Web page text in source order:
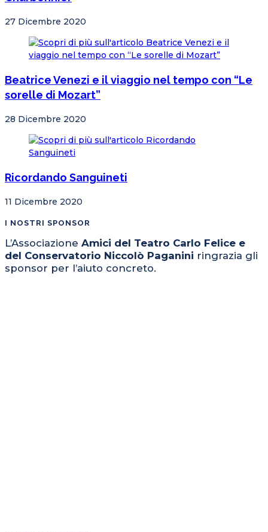
27 Dicembre 2020
Beatrice Venezi e il viaggio nel tempo con “Le
sorelle di Mozart”
28 Dicembre 2020
Ricordando Sanguineti
11 Dicembre 2020
I NOSTRI SPONSOR
L’Associazione Amici del Teatro Carlo Felice e
del Conservatorio Niccolò Paganini ringrazia gli
sponsor per l’aiuto concreto.